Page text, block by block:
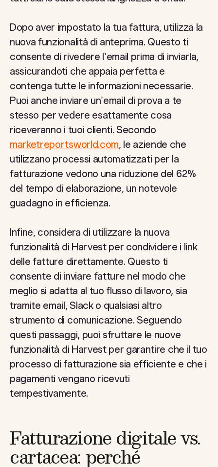
Dopo aver impostato la tua fattura, utilizza la
nuova funzionalità di anteprima. Questo ti
consente di rivedere l'email prima di inviarla,
assicurandoti che appaia perfetta e
contenga tutte le informazioni necessarie.
Puoi anche inviare un'email di prova a te
stesso per vedere esattamente cosa
riceveranno i tuoi clienti. Secondo
marketreportsworld.com, le aziende che
utilizzano processi automatizzati per la
fatturazione vedono una riduzione del 62%
del tempo di elaborazione, un notevole
guadagno in efficienza.
Infine, considera di utilizzare la nuova
funzionalità di Harvest per condividere i link
delle fatture direttamente. Questo ti
consente di inviare fatture nel modo che
meglio si adatta al tuo flusso di lavoro, sia
tramite email, Slack o qualsiasi altro
strumento di comunicazione. Seguendo
questi passaggi, puoi sfruttare le nuove
funzionalità di Harvest per garantire che il tuo
processo di fatturazione sia efficiente e che i
pagamenti vengano ricevuti
tempestivamente.
Fatturazione digitale vs.
cartacea: perché